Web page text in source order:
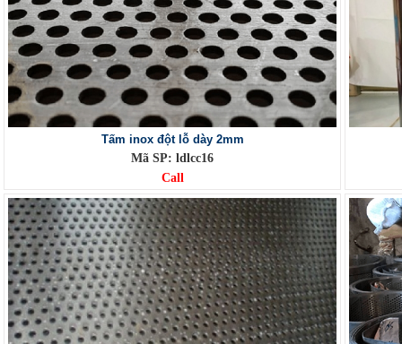
Tấm inox đột lỗ dày 2mm
Mã SP: ldlcc16
Call